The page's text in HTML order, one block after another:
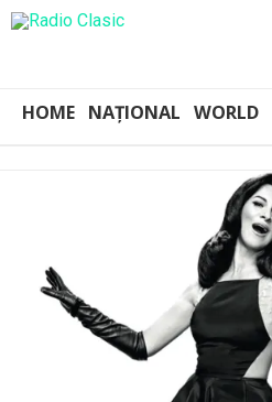
HOME NAȚIONAL WORLD